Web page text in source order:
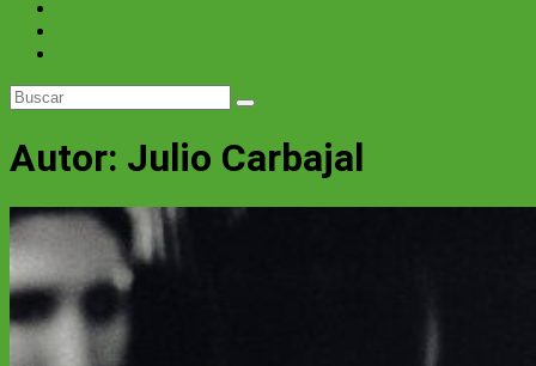
Autor: Julio Carbajal